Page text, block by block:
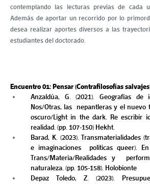
contemplando las lecturas previas de cada
Además de aportar un recorrido por lo
desea realizar aportes diversos a las
estudiantes del doctorado.
Encuentro 01: Pensar (Contrafilosofías
Anzaldúa, G. (2021). Geografías de
Nos/Otras, las  nepantleras y el nuevo
oscuro/Light in the dark. Re escribir
realidad. (pp. 107-150) Hekht.
Barad, K. (2023). Transmaterialidades
e imaginaciones  políticas queer).
Trans/Materia/Realidades y
naturaleza. (pp. 105-158). Holobionte
Depaz Toledo, Z. (2023).